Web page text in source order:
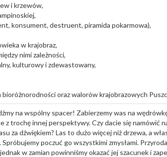
i krzewów,
konsument, destruent, piramida pokarmowa),
w krajobraz,
nimi zależności,
kulturowy i zdewastowany,
oraz walorów krajobrazowych
na wspólny spacer! Zabierzemy was na
trochę innej perspektywy. Czy dacie się namówić
za dźwiękiem? Las to dużo więcej niż drzewa, a
poczuć go wszystkimi zmysłami.
w zamian powinniśmy okazać jej szacunek i